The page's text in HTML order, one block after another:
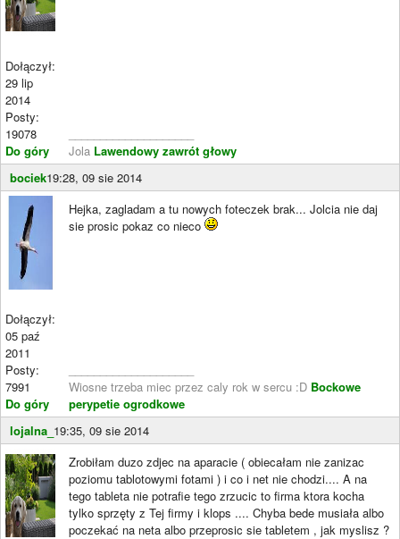
Dołączył:
29 lip
2014
Posty:
19078
Do góry
Jola Lawendowy zawrót głowy
bociek19:28, 09 sie 2014
Dołączył:
05 paź
2011
Posty:
7991
Do góry
Hejka, zagladam a tu nowych foteczek brak... Jolcia nie daj
sie prosic pokaz co nieco
Wiosne trzeba miec przez caly rok w sercu :D Bockowe
perypetie ogrodkowe
lojalna_ 19:35, 09 sie 2014
Zrobiłam duzo zdjec na aparacie ( obiecałam nie zanizac
poziomu tablotowymi fotami ) i co i net nie chodzi.... A na
tego tableta nie potrafie tego zrzucic to firma ktora kocha
tylko sprzęty z Tej firmy i klops .... Chyba bede musiała albo
poczekać na neta albo przeprosic sie tabletem , jak myslisz ?